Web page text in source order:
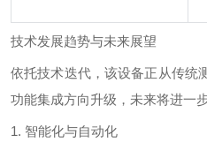
技术发展趋势与未来展望
依托技术迭代，该设备正从传统
功能集成方向升级，未来将进一
1. 智能化与自动化